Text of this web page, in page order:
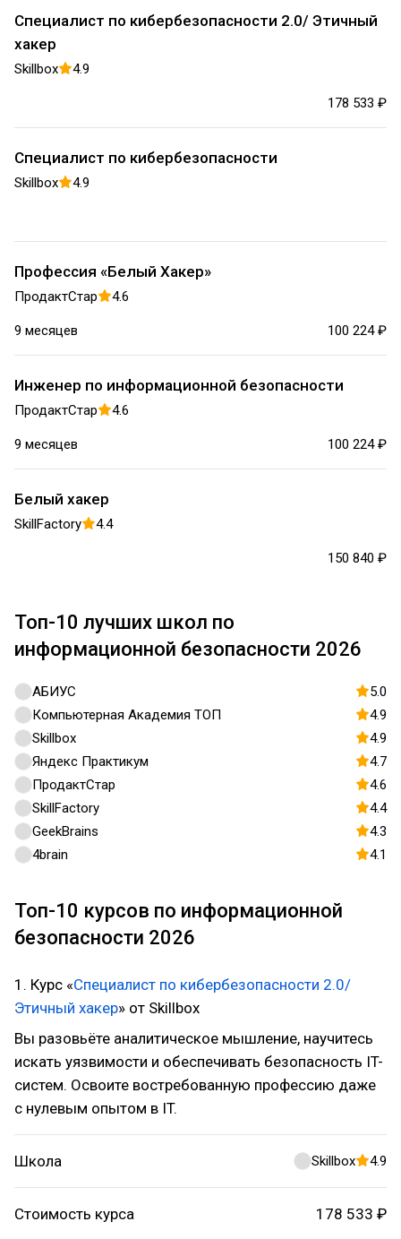
Специалист по кибербезопасности 2.0/ Этичный
хакер
Skillbox 4.9
178 533 ₽
Специалист по кибербезопасности
Skillbox 4.9
Профессия «Белый Хакер»
ПродактСтар 4.6
9 месяцев 100 224 ₽
Инженер по информационной безопасности
ПродактСтар 4.6
9 месяцев 100 224 ₽
Белый хакер
SkillFactory 4.4
150 840 ₽
Топ-10 лучших школ по
информационной безопасности 2026
АБИУС
5.0
Компьютерная Академия ТОП
4.9
Skillbox
4.9
Яндекс Практикум
4.7
ПродактСтар
4.6
SkillFactory
4.4
GeekBrains
4.3
4brain
4.1
Топ-10 курсов по информационной
безопасности 2026
1. Курс «Специалист по кибербезопасности 2.0/
Этичный хакер» от Skillbox
Вы разовьёте аналитическое мышление, научитесь
искать уязвимости и обеспечивать безопасность IT-
систем. Освоите востребованную профессию даже
с нулевым опытом в IT.
Школа Skillbox 4.9
Стоимость курса 178 533 ₽